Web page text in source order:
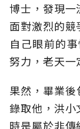
博士，發現一
面對激烈的
自己眼前的
努力，老天一
果然，畢業
錄取他，洪小
時是屬於非